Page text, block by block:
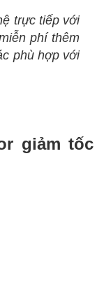
trực tiếp với
phí thêm
phù hợp với
giảm tốc